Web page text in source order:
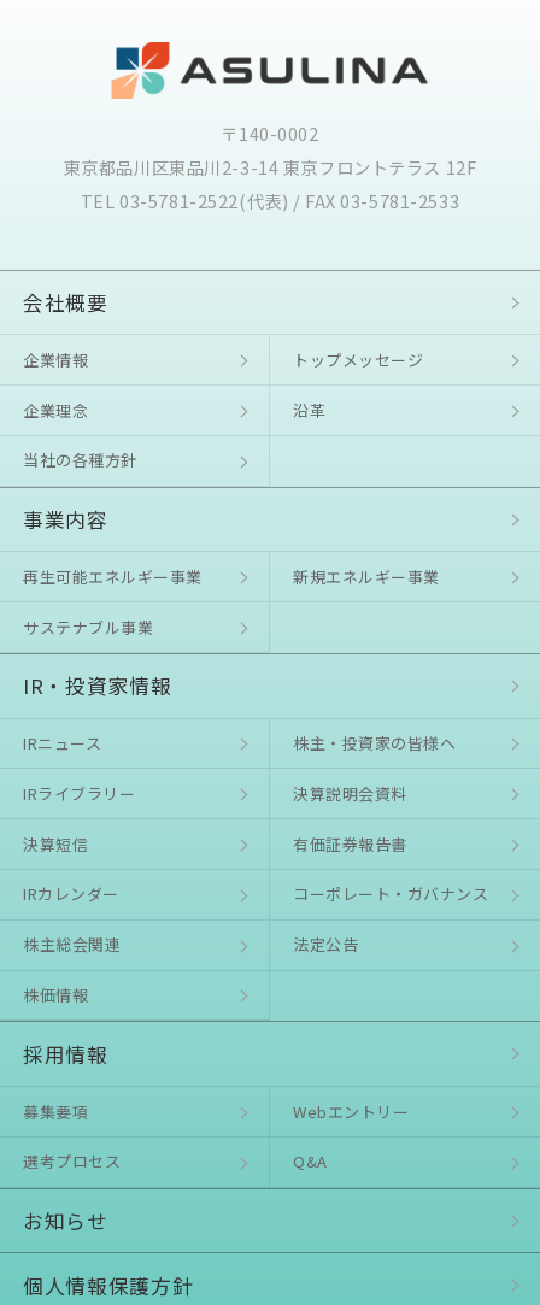
〒140-0002
東京都品川区東品川2-3-14 東京フロントテラス 12F
TEL 03-5781-2522(代表) / FAX 03-5781-2533
会社概要
企業情報 トップメッセージ
企業理念 沿⾰
当社の各種方針
事業内容
再生可能エネルギー事業 新規エネルギー事業
サステナブル事業
IR・投資家情報
IRニュース 株主・投資家の皆様へ
IRライブラリー 決算説明会資料
決算短信 有価証券報告書
IRカレンダー コーポレート・ガバナンス
株主総会関連 法定公告
株価情報
採用情報
募集要項 Webエントリー
選考プロセス Q&A
お知らせ
個⼈情報保護⽅針